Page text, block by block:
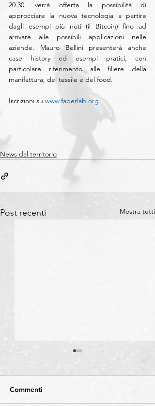
20.30, verrà offerta la possibilità di
approcciare la nuova tecnologia a partire
dagli esempi più noti (il Bitcoin) fino ad
arrivare alle possibili applicazioni nelle
aziende. Mauro Bellini presenterà anche
case history ed esempi pratici, con
particolare riferimento alle filiere della
manifattura, del tessile e del food.
Iscrizioni su www.faberlab.org
News dal territorio
Post recenti Mostra tutti
Commenti